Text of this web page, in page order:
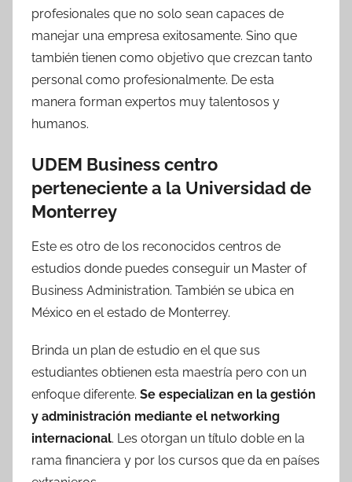
profesionales que no solo sean capaces de
manejar una empresa exitosamente. Sino que
también tienen como objetivo que crezcan tanto
personal como profesionalmente. De esta
manera forman expertos muy talentosos y
humanos.
UDEM Business centro
perteneciente a la Universidad de
Monterrey
Este es otro de los reconocidos centros de
estudios donde puedes conseguir un Master of
Business Administration. También se ubica en
México en el estado de Monterrey.
Brinda un plan de estudio en el que sus
estudiantes obtienen esta maestría pero con un
enfoque diferente. Se especializan en la gestión
y administración mediante el networking
internacional. Les otorgan un título doble en la
rama financiera y por los cursos que da en países